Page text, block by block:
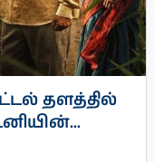
தளத்தில்